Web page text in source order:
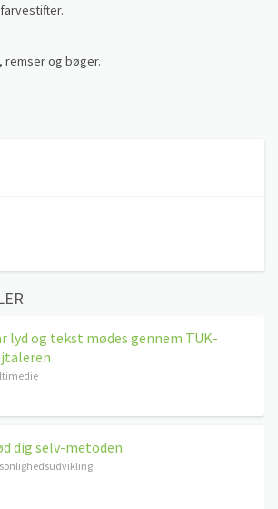
remser og bøger.
lyd og tekst mødes gennem TUK-
dig selv-metoden